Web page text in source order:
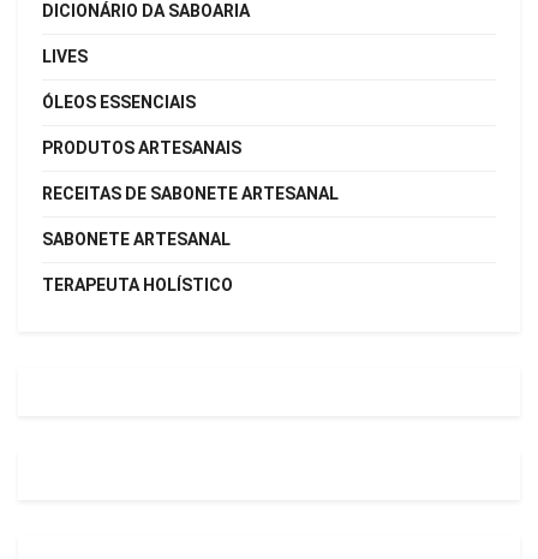
DICIONÁRIO DA SABOARIA
LIVES
ÓLEOS ESSENCIAIS
PRODUTOS ARTESANAIS
RECEITAS DE SABONETE ARTESANAL
SABONETE ARTESANAL
TERAPEUTA HOLÍSTICO